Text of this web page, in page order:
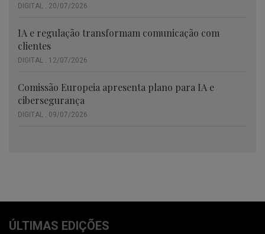
DIGITAL . 20/07/2026
IA e regulação transformam comunicação com
clientes
DIGITAL . 12/07/2026
Comissão Europeia apresenta plano para IA e
cibersegurança
DIGITAL . 09/07/2026
ÚLTIMAS EDIÇÕES